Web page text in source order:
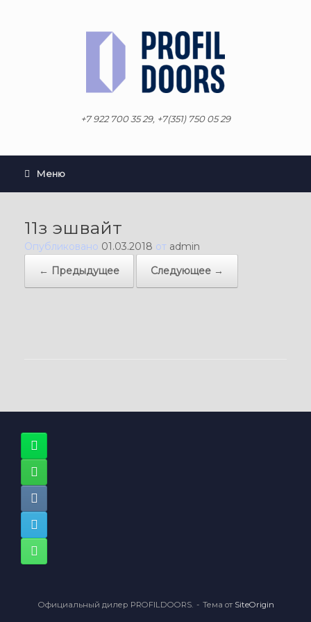
+7 922 700 35 29, +7(351) 750 05 29
Меню
11з эшвайт
Опубликовано 01.03.2018 от admin
← Предыдущее
Следующее →
Официальный дилер PROFILDOORS. Тема от SiteOrigin